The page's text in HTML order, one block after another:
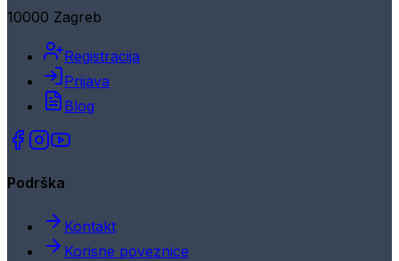
10000 Zagreb
Registracija
Prijava
Blog
Podrška
Kontakt
Korisne poveznice